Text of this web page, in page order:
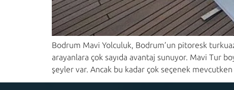
Bodrum Mavi Yolculuk, Bodrum’un pitoresk
arayanlara çok sayıda avantaj sunuyor. Mavi Tur
şeyler var. Ancak bu kadar çok seçenek